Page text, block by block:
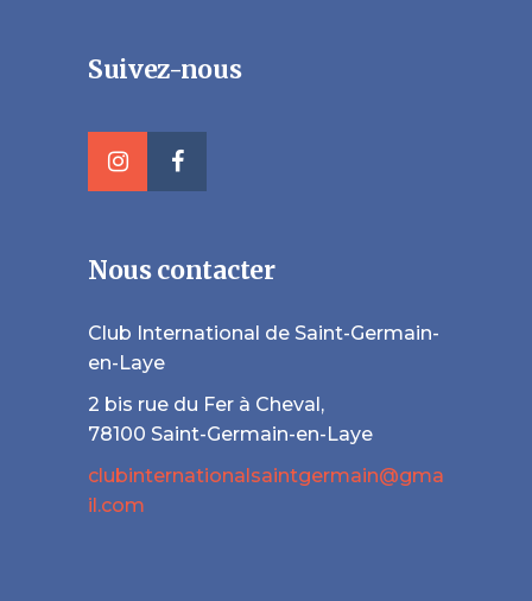
Suivez-nous
Nous contacter
Club International de Saint-Germain-
en-Laye
2 bis rue du Fer à Cheval,
78100 Saint-Germain-en-Laye
clubinternationalsaintgermain@gma
il.com